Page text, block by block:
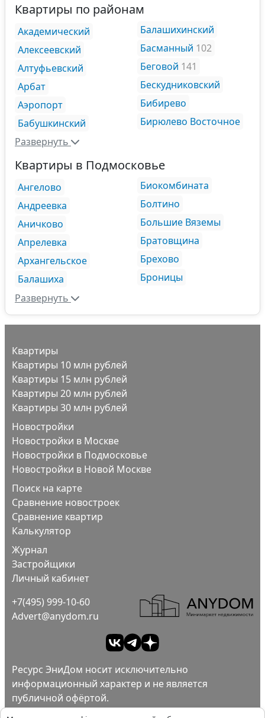
Квартиры по районам
Академический
Алексеевский
Алтуфьевский
Арбат
Аэропорт
Бабушкинский
Балашихинский
Басманный 102
Беговой 141
Бескудниковский
Бибирево
Бирюлево Восточное
Развернуть
Квартиры в Подмосковье
Ангелово
Андреевка
Аничково
Апрелевка
Архангельское
Балашиха
Биокомбината
Болтино
Большие Вяземы
Братовщина
Брехово
Броницы
Развернуть
Квартиры
Квартиры 10 млн рублей
Квартиры 15 млн рублей
Квартиры 20 млн рублей
Квартиры 30 млн рублей
Новостройки
Новостройки в Москве
Новостройки в Подмосковье
Новостройки в Новой Москве
Поиск на карте
Сравнение новостроек
Сравнение квартир
Калькулятор
Журнал
Застройщики
Личный кабинет
+7(495) 999-10-60
Advert@anydom.ru
Ресурс ЭниДом носит исключительно
информационный характер и не является
публичной офёртой.
Пользовательское соглашение.